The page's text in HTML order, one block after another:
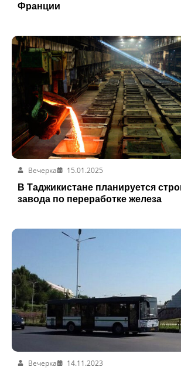
Франции
Вечерка
15.01.2025
В Таджикистане планируется
завода по переработке железа
Вечерка
14.11.2023